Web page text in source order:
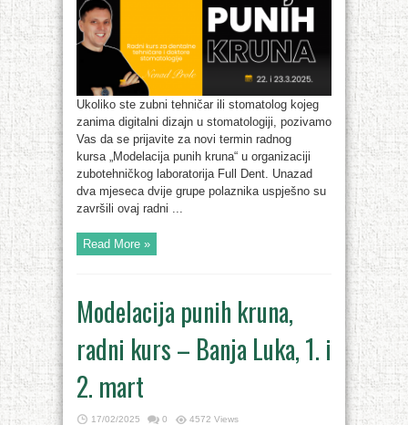
Ukoliko ste zubni tehničar ili stomatolog kojeg
zanima digitalni dizajn u stomatologiji, pozivamo
Vas da se prijavite za novi termin radnog
kursa „Modelacija punih kruna“ u organizaciji
zubotehničkog laboratorija Full Dent. Unazad
dva mjeseca dvije grupe polaznika uspješno su
završili ovaj radni ...
Read More »
Modelacija punih kruna,
radni kurs – Banja Luka, 1. i
2. mart
17/02/2025 0 4572 Views